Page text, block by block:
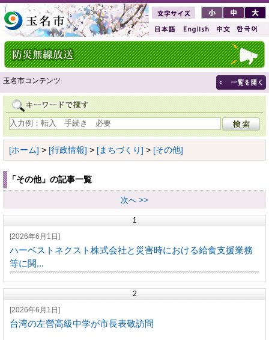
玉名市コンテンツ
[ホーム] > [行政情報] > [まちづくり] > [その他]
「その他」の記事一覧
次へ >>
1
[2026年6月1日]
ハーベストネクスト株式会社と災害時における給食支援業務
等に関...
2
[2026年6月1日]
台湾の左營高級中学が市長表敬訪問